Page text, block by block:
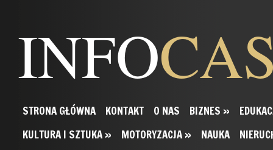
INFO
STRONA GŁÓWNA KONTAKT O NAS BIZNES »
KULTURA I SZTUKA » MOTORYZACJA » NAUKA